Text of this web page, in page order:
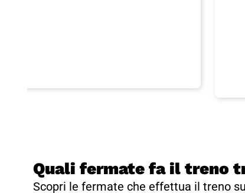
Quali fermate fa il treno
Scopri le fermate che effettua il treno